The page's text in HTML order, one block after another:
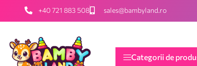
+40 721 883 508 sales@bambyland.ro
Categorii de